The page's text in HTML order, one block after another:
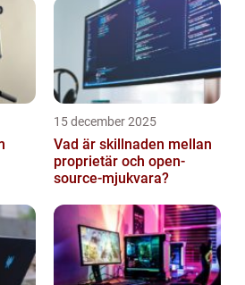
15 december 2025
Vad är skillnaden mellan
proprietär och open-
source-mjukvara?